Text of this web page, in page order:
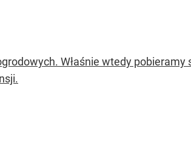
Właśnie wtedy pobieramy